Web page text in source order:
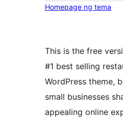
Homepage ng tema
This is the free
#1 best selling
WordPress theme,
small businesses
appealing online